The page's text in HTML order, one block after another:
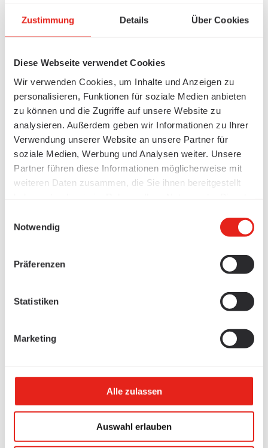
Zustimmung Details Über Cookies
Diese Webseite verwendet Cookies
Wir verwenden Cookies, um Inhalte und Anzeigen zu
personalisieren, Funktionen für soziale Medien anbieten
zu können und die Zugriffe auf unsere Website zu
analysieren. Außerdem geben wir Informationen zu Ihrer
Verwendung unserer Website an unsere Partner für
soziale Medien, Werbung und Analysen weiter. Unsere
Partner führen diese Informationen möglicherweise mit
weiteren Daten zusammen, die Sie ihnen bereitgestellt
Notwendig
Präferenzen
Statistiken
Marketing
Alle zulassen
Auswahl erlauben